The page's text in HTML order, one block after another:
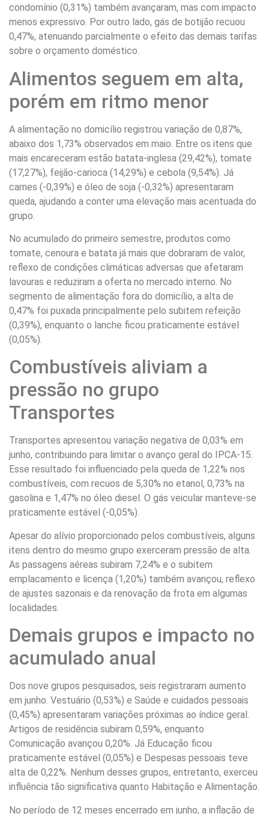
condomínio (0,31%) também avançaram, mas com impacto
menos expressivo. Por outro lado, gás de botijão recuou
0,47%, atenuando parcialmente o efeito das demais tarifas
sobre o orçamento doméstico.
Alimentos seguem em alta,
porém em ritmo menor
A alimentação no domicílio registrou variação de 0,87%,
abaixo dos 1,73% observados em maio. Entre os itens que
mais encareceram estão batata-inglesa (29,42%), tomate
(17,27%), feijão-carioca (14,29%) e cebola (9,54%). Já
carnes (-0,39%) e óleo de soja (-0,32%) apresentaram
queda, ajudando a conter uma elevação mais acentuada do
grupo.
No acumulado do primeiro semestre, produtos como
tomate, cenoura e batata já mais que dobraram de valor,
reflexo de condições climáticas adversas que afetaram
lavouras e reduziram a oferta no mercado interno. No
segmento de alimentação fora do domicílio, a alta de
0,47% foi puxada principalmente pelo subitem refeição
(0,39%), enquanto o lanche ficou praticamente estável
(0,05%).
Combustíveis aliviam a
pressão no grupo
Transportes
Transportes apresentou variação negativa de 0,03% em
junho, contribuindo para limitar o avanço geral do IPCA-15.
Esse resultado foi influenciado pela queda de 1,22% nos
combustíveis, com recuos de 5,30% no etanol, 0,73% na
gasolina e 1,47% no óleo diesel. O gás veicular manteve-se
praticamente estável (-0,05%).
Apesar do alívio proporcionado pelos combustíveis, alguns
itens dentro do mesmo grupo exerceram pressão de alta.
As passagens aéreas subiram 7,24% e o subitem
emplacamento e licença (1,20%) também avançou, reflexo
de ajustes sazonais e da renovação da frota em algumas
localidades.
Demais grupos e impacto no
acumulado anual
Dos nove grupos pesquisados, seis registraram aumento
em junho. Vestuário (0,53%) e Saúde e cuidados pessoais
(0,45%) apresentaram variações próximas ao índice geral.
Artigos de residência subiram 0,59%, enquanto
Comunicação avançou 0,20%. Já Educação ficou
praticamente estável (0,05%) e Despesas pessoais teve
alta de 0,22%. Nenhum desses grupos, entretanto, exerceu
influência tão significativa quanto Habitação e Alimentação.
No período de 12 meses encerrado em junho, a inflação de